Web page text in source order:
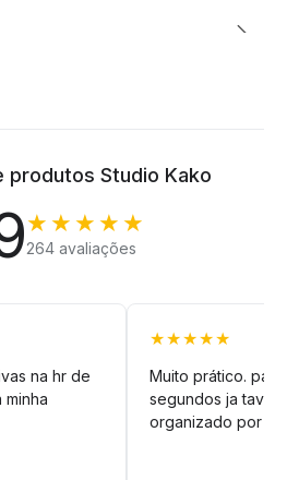
produtos Studio Kako
★★★★★
264 avaliações
na hr de
minha
★★★★★
Muito prático.
segundos ja tava
organizado por